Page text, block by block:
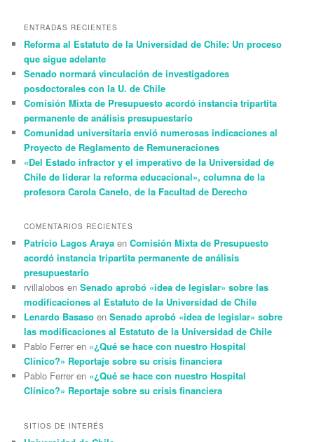
ENTRADAS RECIENTES
Reforma al Estatuto de la Universidad de Chile: Un proceso
que sigue adelante
Senado normará vinculación de investigadores
posdoctorales con la U. de Chile
Comisión Mixta de Presupuesto acordó instancia tripartita
permanente de análisis presupuestario
Comunidad universitaria envió numerosas indicaciones al
Proyecto de Reglamento de Remuneraciones
«Del Estado infractor y el imperativo de la Universidad de
Chile de liderar la reforma educacional», columna de la
profesora Carola Canelo, de la Facultad de Derecho
COMENTARIOS RECIENTES
Patricio Lagos Araya enComisión Mixta de Presupuesto
acordó instancia tripartita permanente de análisis
presupuestario
rvillalobos enSenado aprobó «idea de legislar» sobre las
modificaciones al Estatuto de la Universidad de Chile
Lenardo Basaso enSenado aprobó «idea de legislar» sobre
las modificaciones al Estatuto de la Universidad de Chile
Pablo Ferrer en «¿Qué se hace con nuestro Hospital
Clínico?» Reportaje sobre su crisis financiera
Pablo Ferrer en «¿Qué se hace con nuestro Hospital
Clínico?» Reportaje sobre su crisis financiera
SITIOS DE INTERÉS